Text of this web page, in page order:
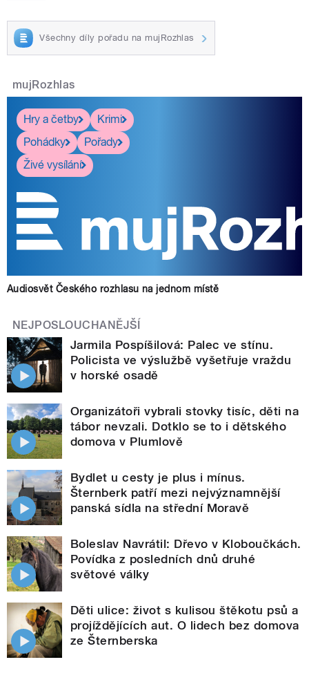
Všechny díly pořadu na mujRozhlas
mujRozhlas
Hry a četby
Krimi
Pohádky
Pořady
Živé vysílání
Audiosvět Českého rozhlasu na jednom místě
NEJPOSLOUCHANĚJŠÍ
Jarmila Pospíšilová: Palec ve stínu.
Policista ve výslužbě vyšetřuje vraždu
v horské osadě
Organizátoři vybrali stovky tisíc, děti na
tábor nevzali. Dotklo se to i dětského
domova v Plumlově
Bydlet u cesty je plus i mínus.
Šternberk patří mezi nejvýznamnější
panská sídla na střední Moravě
Boleslav Navrátil: Dřevo v Kloboučkách.
Povídka z posledních dnů druhé
světové války
Děti ulice: život s kulisou štěkotu psů a
projíždějících aut. O lidech bez domova
ze Šternberska